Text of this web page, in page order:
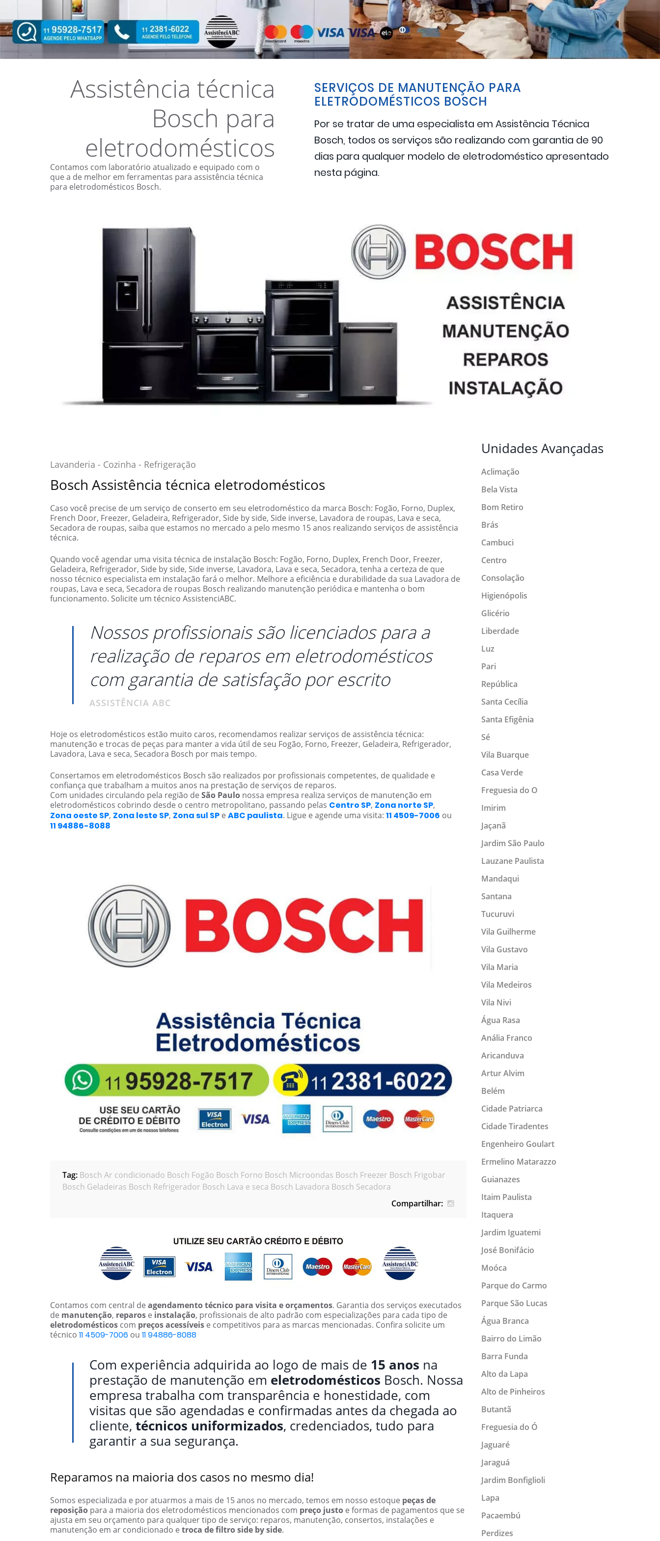
Assistência técnica
Bosch para
eletrodomésticos
Contamos com laboratório atualizado e equipado com o
que a de melhor em ferramentas para assistência técnica
para eletrodomésticos Bosch.
SERVIÇOS DE MANUTENÇÃO PARA
ELETRODOMÉSTICOS BOSCH
Por se tratar de uma especialista em Assistência Técnica
Bosch, todos os serviços são realizando com garantia de 90
dias para qualquer modelo de eletrodoméstico apresentado
nesta página.
Lavanderia - Cozinha - Refrigeração
Bosch Assistência técnica eletrodomésticos
Caso você precise de um serviço de conserto em seu eletrodoméstico da marca Bosch: Fogão, Forno, Duplex,
French Door, Freezer, Geladeira, Refrigerador, Side by side, Side inverse, Lavadora de roupas, Lava e seca,
Secadora de roupas, saiba que estamos no mercado a pelo mesmo 15 anos realizando serviços de assistência
técnica.
Quando você agendar uma visita técnica de instalação Bosch: Fogão, Forno, Duplex, French Door, Freezer,
Geladeira, Refrigerador, Side by side, Side inverse, Lavadora, Lava e seca, Secadora, tenha a certeza de que
nosso técnico especialista em instalação fará o melhor. Melhore a eficiência e durabilidade da sua Lavadora de
roupas, Lava e seca, Secadora de roupas Bosch realizando manutenção periódica e mantenha o bom
funcionamento. Solicite um técnico AssistenciABC.
Nossos profissionais são licenciados para a
realização de reparos em eletrodomésticos
com garantia de satisfação por escrito
ASSISTÊNCIA ABC
Hoje os eletrodomésticos estão muito caros, recomendamos realizar serviços de assistência técnica:
manutenção e trocas de peças para manter a vida útil de seu Fogão, Forno, Freezer, Geladeira, Refrigerador,
Lavadora, Lava e seca, Secadora Bosch por mais tempo.
Consertamos em eletrodomésticos Bosch são realizados por profissionais competentes, de qualidade e
confiança que trabalham a muitos anos na prestação de serviços de reparos.
Com unidades circulando pela região de São Paulo nossa empresa realiza serviços de manutenção em
eletrodomésticos cobrindo desde o centro metropolitano, passando pelas Centro SP, Zona norte SP,
Zona oeste SP, Zona leste SP, Zona sul SP e ABC paulista. Ligue e agende uma visita: 11 4509-7006 ou
11 94886-8088
Tag: Bosch Ar condicionado Bosch Fogão Bosch Forno Bosch Microondas Bosch Freezer Bosch Frigobar
Bosch Geladeiras Bosch Refrigerador Bosch Lava e seca Bosch Lavadora Bosch Secadora
Compartilhar:
Contamos com central de agendamento técnico para visita e orçamentos. Garantia dos serviços executados
de manutenção, reparos e instalação, profissionais de alto padrão com especializações para cada tipo de
eletrodomésticos com preços acessíveis e competitivos para as marcas mencionadas. Confira solicite um
técnico 11 4509-7006 ou 11 94886-8088
Com experiência adquirida ao logo de mais de 15 anos na
prestação de manutenção em eletrodomésticos Bosch. Nossa
empresa trabalha com transparência e honestidade, com
visitas que são agendadas e confirmadas antes da chegada ao
cliente, técnicos uniformizados, credenciados, tudo para
garantir a sua segurança.
Reparamos na maioria dos casos no mesmo dia!
Somos especializada e por atuarmos a mais de 15 anos no mercado, temos em nosso estoque peças de
reposição para a maioria dos eletrodomésticos mencionados com preço justo e formas de pagamentos que se
ajusta em seu orçamento para qualquer tipo de serviço: reparos, manutenção, consertos, instalações e
manutenção em ar condicionado e troca de filtro side by side.
Unidades Avançadas
Aclimação
Bela Vista
Bom Retiro
Brás
Cambuci
Centro
Consolação
Higienópolis
Glicério
Liberdade
Luz
Pari
República
Santa Cecília
Santa Efigênia
Sé
Vila Buarque
Casa Verde
Freguesia do O
Imirim
Jaçanã
Jardim São Paulo
Lauzane Paulista
Mandaqui
Santana
Tucuruvi
Vila Guilherme
Vila Gustavo
Vila Maria
Vila Medeiros
Vila Nivi
Água Rasa
Anália Franco
Aricanduva
Artur Alvim
Belém
Cidade Patriarca
Cidade Tiradentes
Engenheiro Goulart
Ermelino Matarazzo
Guianazes
Itaim Paulista
Itaquera
Jardim Iguatemi
José Bonifácio
Moóca
Parque do Carmo
Parque São Lucas
Água Branca
Bairro do Limão
Barra Funda
Alto da Lapa
Alto de Pinheiros
Butantã
Freguesia do Ó
Jaguaré
Jaraguá
Jardim Bonfiglioli
Lapa
Pacaembú
Perdizes